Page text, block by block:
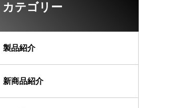
カテゴリー
製品紹介
新商品紹介